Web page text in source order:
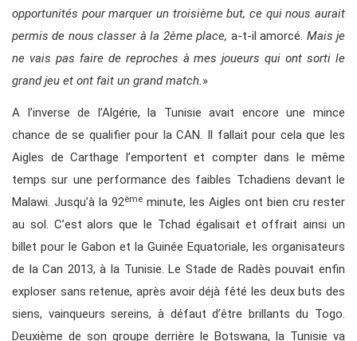
opportunités pour marquer un troisième but, ce qui nous aurait
permis de nous classer à la 2ème place, a-t-il amorcé. Mais je
ne vais pas faire de reproches à mes joueurs qui ont sorti le
grand jeu et ont fait un grand match.»
A l’inverse de l’Algérie, la Tunisie avait encore une mince
chance de se qualifier pour la CAN. Il fallait pour cela que les
Aigles de Carthage l’emportent et compter dans le même
temps sur une performance des faibles Tchadiens devant le
Malawi. Jusqu’à la 92ème minute, les Aigles ont bien cru rester
au sol. C’est alors que le Tchad égalisait et offrait ainsi un
billet pour le Gabon et la Guinée Equatoriale, les organisateurs
de la Can 2013, à la Tunisie. Le Stade de Radès pouvait enfin
exploser sans retenue, après avoir déjà fêté les deux buts des
siens, vainqueurs sereins, à défaut d’être brillants du Togo.
Deuxième de son groupe derrière le Botswana, la Tunisie va